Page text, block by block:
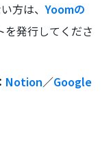
方は、Yoomの
を発行してくださ
Notion／Google